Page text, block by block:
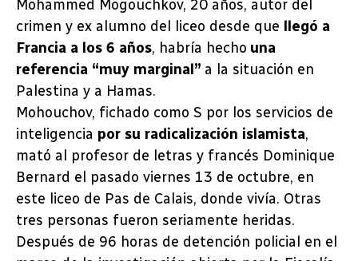
Mohammed Mogouchkov, 20 años, autor del
crimen y ex alumno del liceo desde que llegó a
Francia a los 6 años, habría hecho una
referencia “muy marginal” a la situación en
Palestina y a Hamas.
Mohouchov, fichado como S por los servicios de
inteligencia por su radicalización islamista,
mató al profesor de letras y francés Dominique
Bernard el pasado viernes 13 de octubre, en
este liceo de Pas de Calais, donde vivía. Otras
tres personas fueron seriamente heridas.
Después de 96 horas de detención policial en el